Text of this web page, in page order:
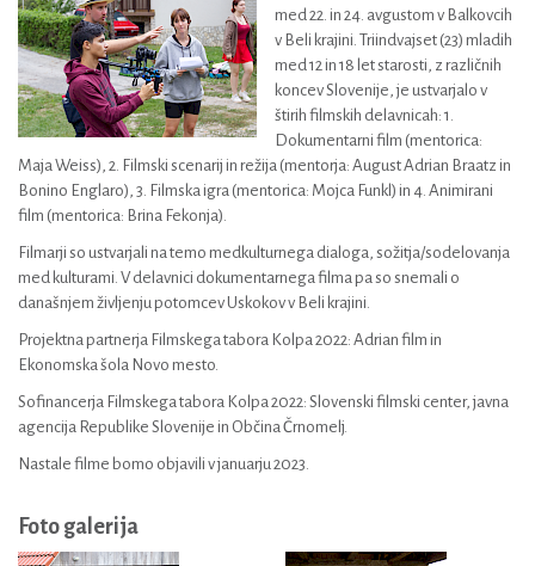
med 22. in 24. avgustom v Balkovcih
v Beli krajini. Triindvajset (23) mladih
med 12 in 18 let starosti, z različnih
koncev Slovenije, je ustvarjalo v
štirih filmskih delavnicah: 1.
Dokumentarni film (mentorica:
Maja Weiss), 2. Filmski scenarij in režija (mentorja: August Adrian Braatz in
Bonino Englaro), 3. Filmska igra (mentorica: Mojca Funkl) in 4. Animirani
film (mentorica: Brina Fekonja).
Filmarji so ustvarjali na temo medkulturnega dialoga, sožitja/sodelovanja
med kulturami. V delavnici dokumentarnega filma pa so snemali o
današnjem življenju potomcev Uskokov v Beli krajini.
Projektna partnerja Filmskega tabora Kolpa 2022: Adrian film in
Ekonomska šola Novo mesto.
Sofinancerja Filmskega tabora Kolpa 2022: Slovenski filmski center, javna
agencija Republike Slovenije in Občina Črnomelj.
Nastale filme bomo objavili v januarju 2023.
Foto galerija